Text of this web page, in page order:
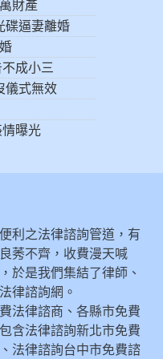
財產
碟逼妻離婚
成小三
儀式無效
曝光
利之法律諮詢管道，有
莠不齊，收費漫天喊
於是我們集結了律師、
律諮詢網。
法律諮商、各縣市免費
含法律諮詢新北市免費
法律諮詢台中市免費諮